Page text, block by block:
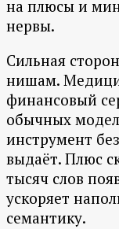
на плюсы и
нервы.
Сильная
нишам.
финансовый
обычных
инструмент
выдаёт. Плюс
тысяч слов
ускоряет
семантику.